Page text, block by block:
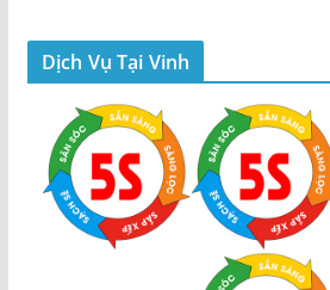
Dịch Vụ Tại Vinh